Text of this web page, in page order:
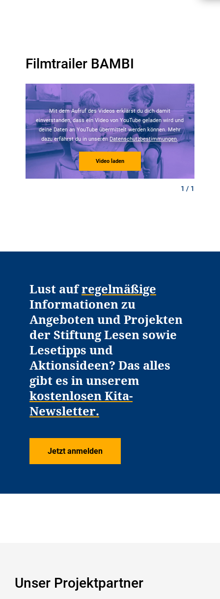
Filmtrailer BAMBI
Mit dem Aufruf des Videos erklärst du dich damit
einverstanden, dass ein Video von YouTube geladen wird und
deine Daten an YouTube übermittelt werden können. Mehr
dazu erfährst du in unseren Datenschutzbestimmungen.
Video laden
1 / 1
Lust aufregelmäßige
Informationen zu
Angeboten und Projekten
der Stiftung Lesen sowie
Lesetipps und
Aktionsideen? Das alles
gibt es in unserem
kostenlosen Kita-
Newsletter.
Jetzt anmelden
Unser Projektpartner